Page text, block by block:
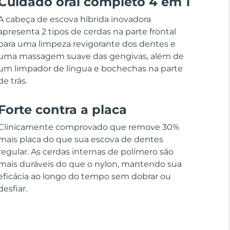
cabeça de escova híbrida inovadora
2 tipos de cerdas na parte frontal
uma limpeza revigorante dos dentes e
massagem suave das gengivas, além de
limpador de língua e bochechas na parte
trás.
contra a placa
comprovado que remove 30%
placa do que sua escova de dentes
As cerdas internas de polímero são
duráveis do que o nylon, mantendo sua
ao longo do tempo sem dobrar ou